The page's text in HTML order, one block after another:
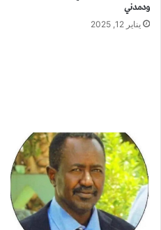
ودمدني
يناير 12, 2025